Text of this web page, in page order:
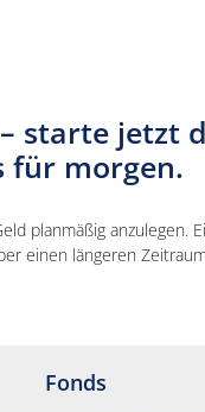
starte jetzt
für morgen.
planmäßig anzulegen.
einen längeren
Fonds